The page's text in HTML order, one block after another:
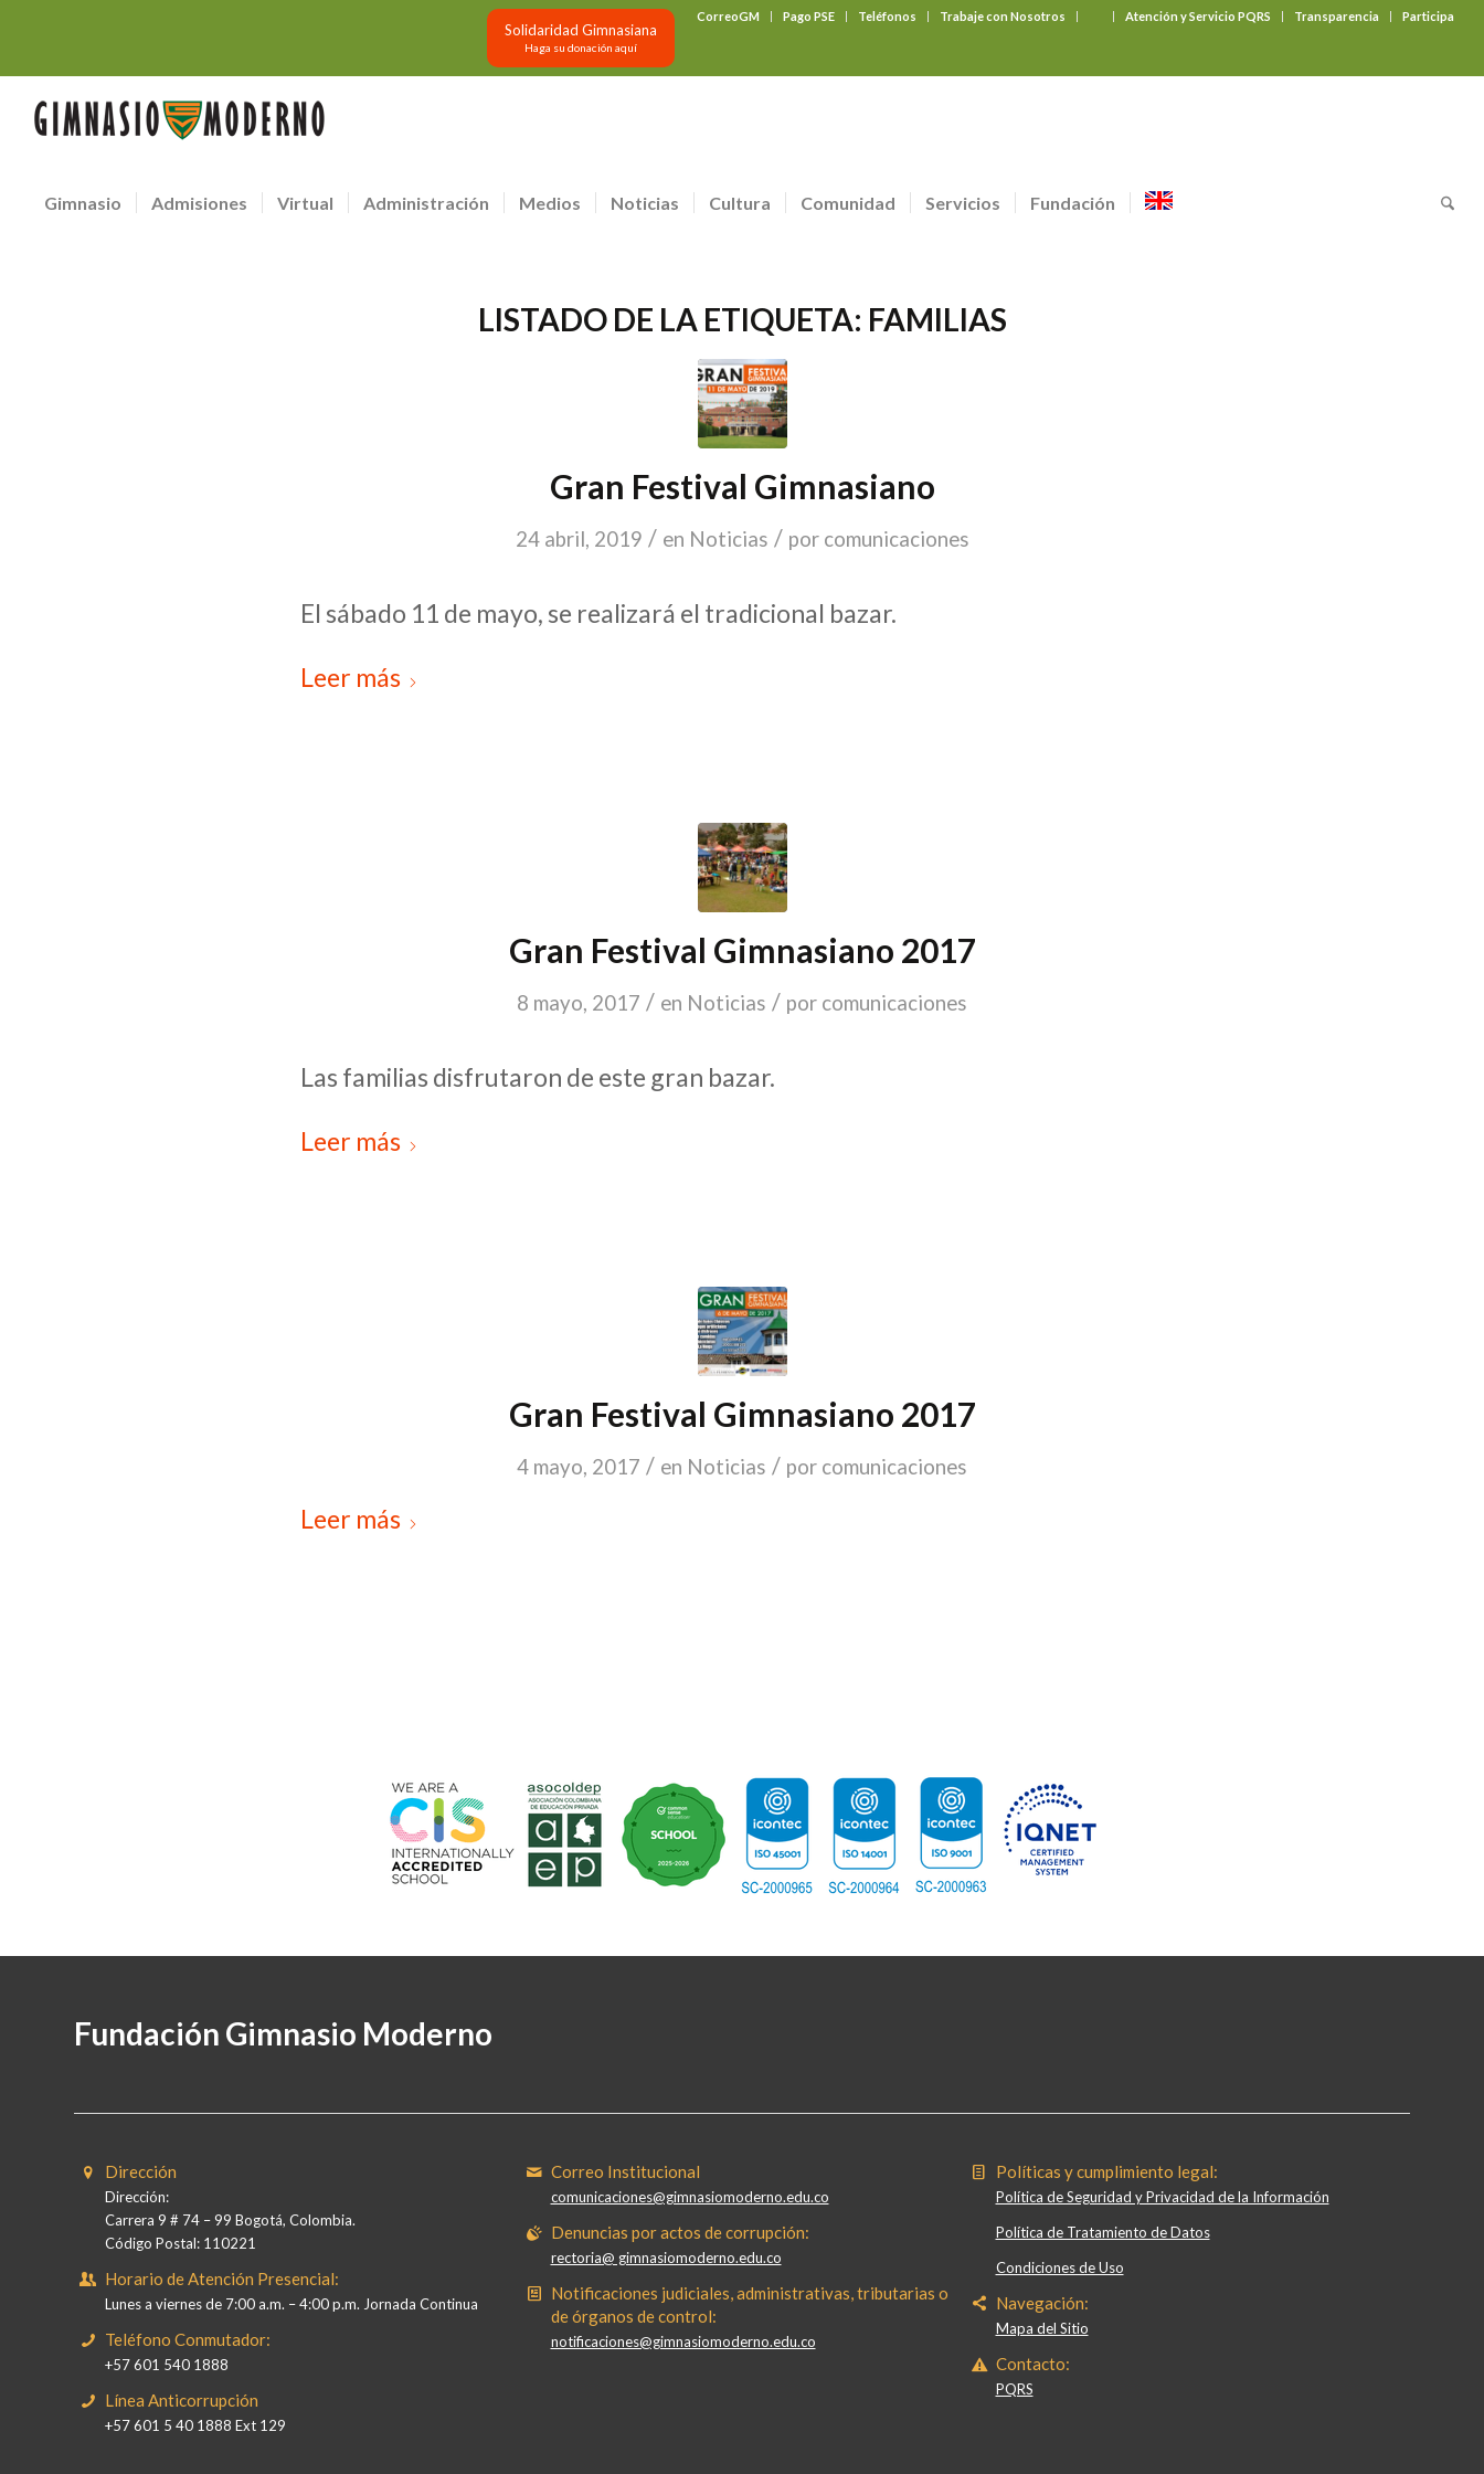
CorreoGM Pago PSE Teléfonos Trabaje con Nosotros Atención y Servicio PQRS Transparencia Participa
Solidaridad Gimnasiana
Haga su donación aquí
Gimnasio Admisiones Virtual Administración Medios Noticias Cultura Comunidad Servicios Fundación
LISTADO DE LA ETIQUETA: FAMILIAS
Gran Festival Gimnasiano
24 abril, 2019 / en Noticias / por comunicaciones
El sábado 11 de mayo, se realizará el tradicional bazar.
Leer más
Gran Festival Gimnasiano 2017
8 mayo, 2017 / en Noticias / por comunicaciones
Las familias disfrutaron de este gran bazar.
Leer más
Gran Festival Gimnasiano 2017
4 mayo, 2017 / en Noticias / por comunicaciones
Leer más
Fundación Gimnasio Moderno
Dirección
Dirección:
Carrera 9 # 74 – 99 Bogotá, Colombia.
Código Postal: 110221
Horario de Atención Presencial:
Lunes a viernes de 7:00 a.m. – 4:00 p.m. Jornada Continua
Teléfono Conmutador:
+57 601 540 1888
Línea Anticorrupción
+57 601 5 40 1888 Ext 129
Correo Institucional
comunicaciones@gimnasiomoderno.edu.co
Denuncias por actos de corrupción:
rectoria@ gimnasiomoderno.edu.co
Notificaciones judiciales, administrativas, tributarias o
de órganos de control:
notificaciones@gimnasiomoderno.edu.co
Políticas y cumplimiento legal:
Política de Seguridad y Privacidad de la Información
Política de Tratamiento de Datos
Condiciones de Uso
Navegación:
Mapa del Sitio
Contacto:
PQRS